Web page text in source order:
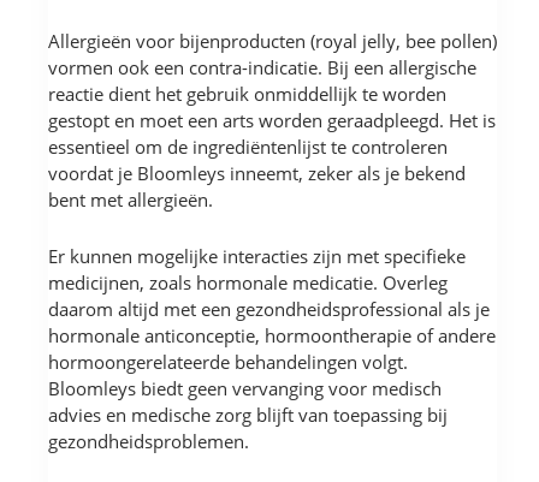
Allergieën voor bijenproducten (royal jelly, bee pollen)
vormen ook een contra-indicatie. Bij een allergische
reactie dient het gebruik onmiddellijk te worden
gestopt en moet een arts worden geraadpleegd. Het is
essentieel om de ingrediëntenlijst te controleren
voordat je Bloomleys inneemt, zeker als je bekend
bent met allergieën.
Er kunnen mogelijke interacties zijn met specifieke
medicijnen, zoals hormonale medicatie. Overleg
daarom altijd met een gezondheidsprofessional als je
hormonale anticonceptie, hormoontherapie of andere
hormoongerelateerde behandelingen volgt.
Bloomleys biedt geen vervanging voor medisch
advies en medische zorg blijft van toepassing bij
gezondheidsproblemen.